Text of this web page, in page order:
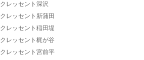
クレッセント深沢
クレッセント新蒲田
クレッセント稲田堤
クレッセント梶が谷
クレッセント宮前平